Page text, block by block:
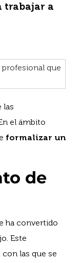
trabajar a
las
el ámbito
formalizar un
de
ha convertido
Este
las que se